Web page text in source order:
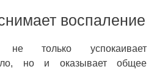
воспаление
только успокаивает
но и оказывает общее